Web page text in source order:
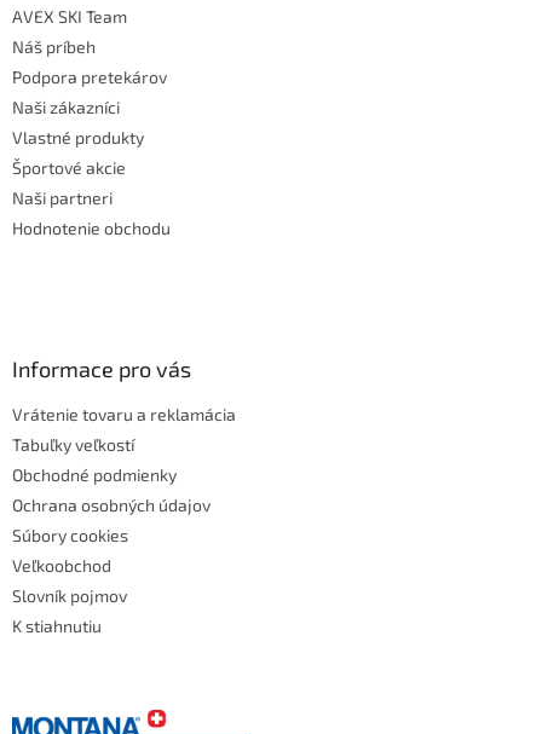
AVEX SKI Team
Náš príbeh
Podpora pretekárov
Naši zákazníci
Vlastné produkty
Športové akcie
Naši partneri
Hodnotenie obchodu
Informace pro vás
Vrátenie tovaru a reklamácia
Tabuľky veľkostí
Obchodné podmienky
Ochrana osobných údajov
Súbory cookies
Veľkoobchod
Slovník pojmov
K stiahnutiu